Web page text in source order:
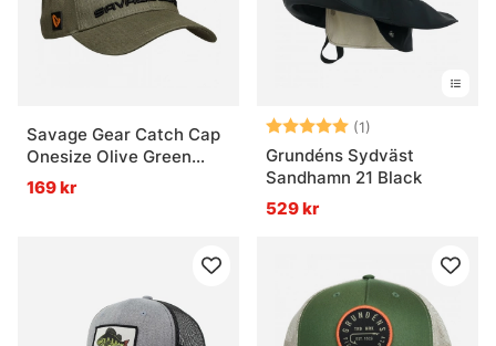
Savage Gear Catch Cap
Onesize Olive Green
Melange
169 kr
Betyg: (1)
Grundéns Sydväst
Sandhamn 21 Black
529 kr